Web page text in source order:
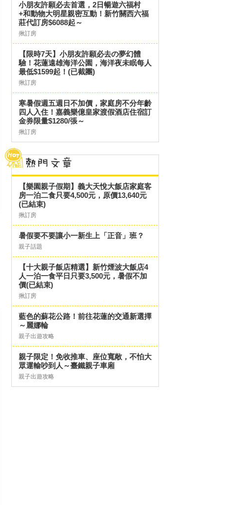
小朋友許願必去首選，2日暢遊六福村
+和動物大明星親密互動！新竹關西六福
莊代訂房$6088起～
揪訂房
【限時7天】小朋友許願必去の夢幻體
驗！花蓮遠雄海洋公園，海洋夜未眠每人
最低$1599起！(已截團)
揪訂房
寒暑假週五週日不加價，家庭房不分年齡
四人入住！嘉義樂億皇家渡假酒店住宿訂
金券限量$1280/張～
揪訂房
【樂園親子假期】義大天悅大飯店家庭客
房一泊二食只要4,500元，原價13,640元
(已結束)
揪訂房
暑假要不要讓小一新生上「正音」班？
親子話題
【十大親子飯店精選】新竹煙波大飯店4
人一泊一食平日只要3,500元，暑假不加
價(已結束)
揪訂房
藍色的蘇花公路！前往花蓮的交通新選擇
～麗娜輪
親子出遊攻略
親子限定！免收推車、座位寬敞，不怕大
眾運輸吵到人～臺鐵親子車廂
親子出遊攻略